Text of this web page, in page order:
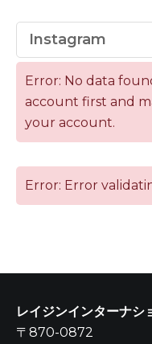
Instagram
Error: No data
account first and
your account.
Error: Error
レイジンインターナシ
〒870-0872